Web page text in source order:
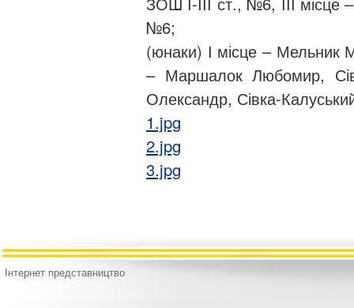
№6;
(юнаки) І місце – Мельник
– Маршалок Любомир,
Олександр, Сівка-
1.jpg
2.jpg
3.jpg
Інтернет представництво